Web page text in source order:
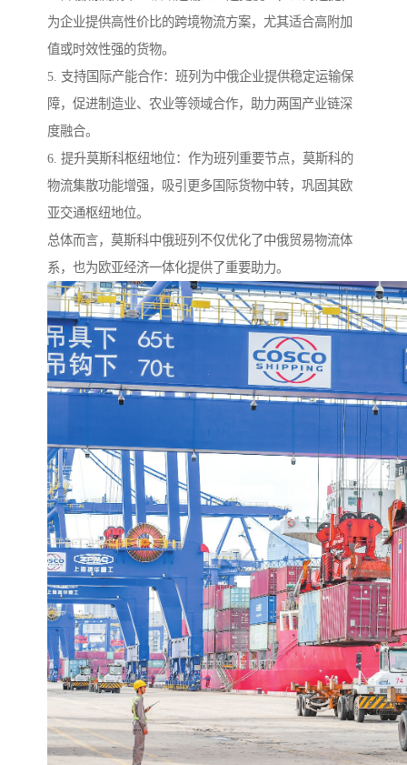
为企业提供高性价比的跨境物流方案，尤其适合高附加
值或时效性强的货物。
5. 支持国际产能合作：班列为中俄企业提供稳定运输保
障，促进制造业、农业等领域合作，助力两国产业链深
度融合。
6. 提升莫斯科枢纽地位：作为班列重要节点，莫斯科的
物流集散功能增强，吸引更多国际货物中转，巩固其欧
亚交通枢纽地位。
总体而言，莫斯科中俄班列不仅优化了中俄贸易物流体
系，也为欧亚经济一体化提供了重要助力。